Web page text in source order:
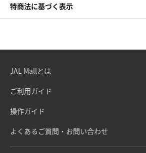
特商法に基づく表示
JAL Mallとは
ご利用ガイド
操作ガイド
よくあるご質問・お問い合わせ